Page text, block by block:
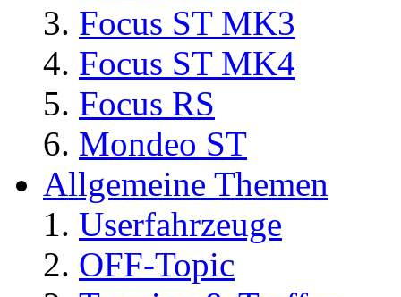
Focus ST MK3
Focus ST MK4
Focus RS
Mondeo ST
Allgemeine Themen
Userfahrzeuge
OFF-Topic